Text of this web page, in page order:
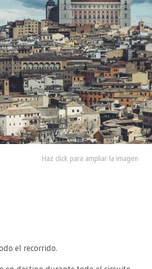
Haz click para ampliar la imagen
el recorrido.